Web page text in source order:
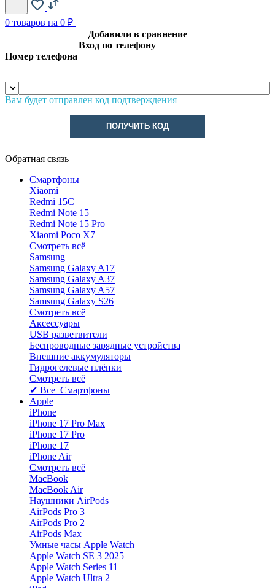
0 товаров на 0 ₽
Добавили в сравнение
Вход по телефону
Номер телефона
Вам будет отправлен код подтверждения
ПОЛУЧИТЬ КОД
Обратная связь
Смартфоны
Xiaomi
Redmi 15C
Redmi Note 15
Redmi Note 15 Pro
Xiaomi Poco X7
Смотреть всё
Samsung
Samsung Galaxy A17
Samsung Galaxy A37
Samsung Galaxy A57
Samsung Galaxy S26
Смотреть всё
Аксессуары
USB разветвители
Беспроводные зарядные устройства
Внешние аккумуляторы
Гидрогелевые плёнки
Смотреть всё
✔ Все Смартфоны
Apple
iPhone
iPhone 17 Pro Max
iPhone 17 Pro
iPhone 17
iPhone Air
Смотреть всё
MacBook
MacBook Air
Наушники AirPods
AirPods Pro 3
AirPods Pro 2
AirPods Max
Умные часы Apple Watch
Apple Watch SE 3 2025
Apple Watch Series 11
Apple Watch Ultra 2